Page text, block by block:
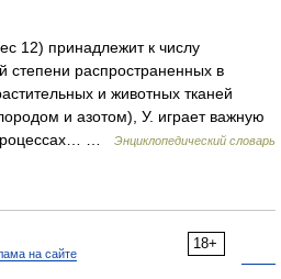
12) принадлежит к числу
степени распространенных в
и животных тканей
и азотом), У. играет важную
…
Энциклопедический словарь
18+
на сайте